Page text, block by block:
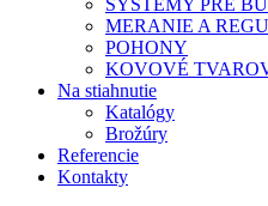
SYSTÉMY PRE
MERANIE A
POHONY
KOVOVÉ
Na stiahnutie
Katalógy
Brožúry
Referencie
Kontakty